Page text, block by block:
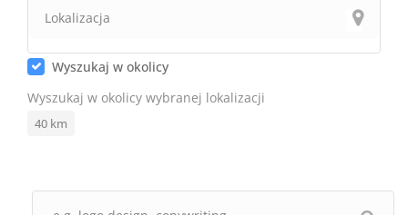
Wyszukaj w okolicy
Wyszukaj w okolicy wybranej lokalizacji
40 km